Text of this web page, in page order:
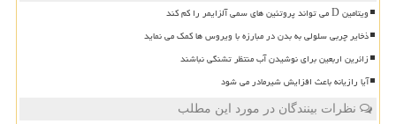
ویتامین D می تواند پروتئین های سمی آلزایمر را کم کند
ذخایر چربی سلولی به بدن در مبارزه با ویروس ها کمک می نماید
زائرین اربعین برای نوشیدن آب منتظر تشنگی نباشند
آیا رازیانه باعث افزایش شیرمادر می شود
نظرات بینندگان در مورد این مطلب